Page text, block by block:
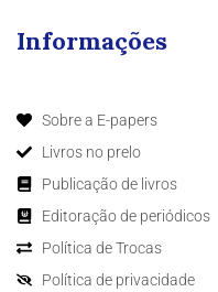
Informações
Sobre a E-papers
Livros no prelo
Publicação de livros
Editoração de periódicos
Política de Trocas
Política de privacidade